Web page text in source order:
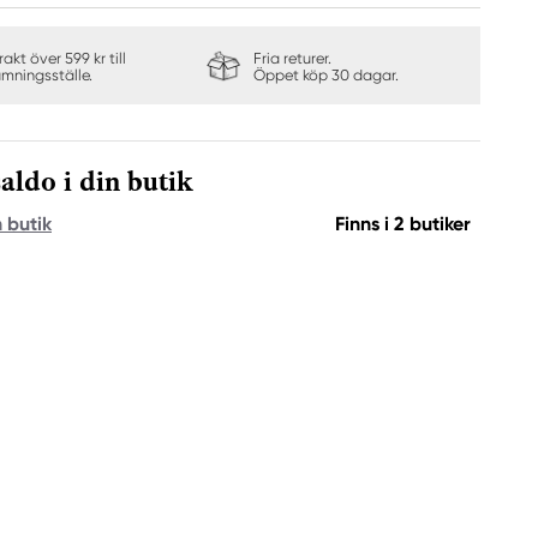
över 599 kr till
Fria returer.
Öppet köp 30 dagar.
i din butik
butik Finns i 2 butiker